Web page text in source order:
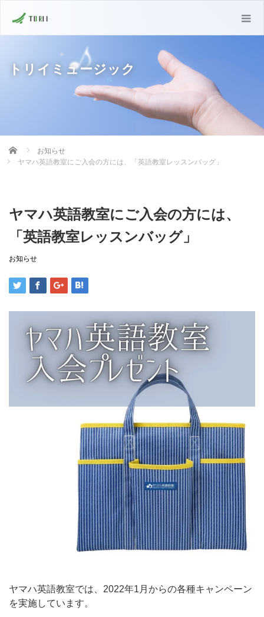
トリイミュージック
Home
お知らせ
ヤマハ英語教室にご入会の方には、「英語教室レッスンバッグ」
ヤマハ英語教室にご入会の方には、
「英語教室レッスンバッグ」
お知らせ
ヤマハ英語教室では、2022年1月からの各種キャンペーン
を実施しています。